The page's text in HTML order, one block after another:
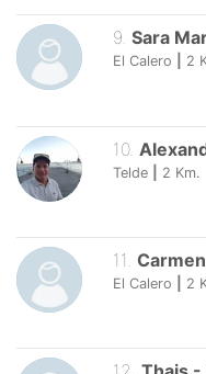
9. Sara
El Calero 2
10.
Telde 2 Km.
11 Carmen
El Calero 2